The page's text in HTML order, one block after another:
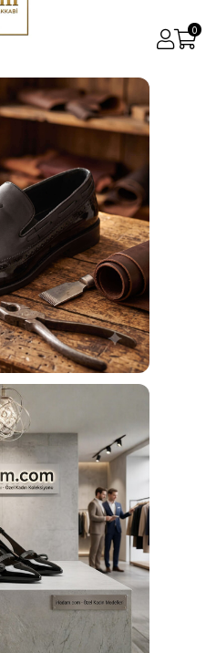
0
ve Erkek Ayakkabı